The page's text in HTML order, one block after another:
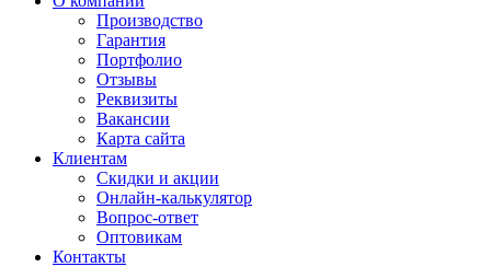
Производство
Гарантия
Портфолио
Отзывы
Реквизиты
Вакансии
Карта сайта
Клиентам
Скидки и акции
Онлайн-калькулятор
Вопрос-ответ
Оптовикам
Контакты